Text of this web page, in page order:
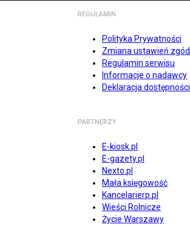
REGULAMIN
Polityka Prywatności
Zmiana ustawień zgód
Regulamin serwisu
Informacje o nadawcy
Deklaracja dostępności
PARTNERZY
E-kiosk.pl
E-gazety.pl
Nexto.pl
Mała księgowość
Kancelarierp.pl
Wieści Rolnicze
Życie Warszawy